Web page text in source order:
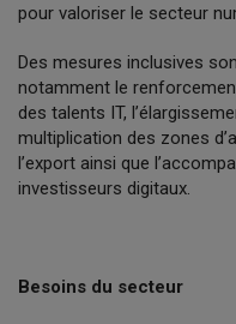
pour valoriser le secteur
Des mesures inclusives
notamment le
des talents IT,
multiplication des zones
l’export ainsi que
investisseurs digitaux.
Besoins du secteur